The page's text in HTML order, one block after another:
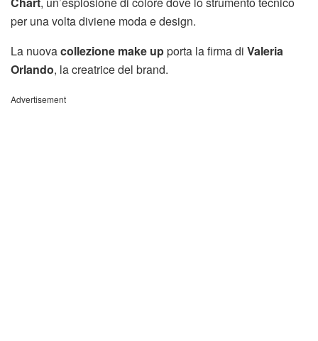
per una volta diviene moda e design.
La nuovacollezione make upporta la firma di Valeria
Orlando, la creatrice del brand.
Advertisement